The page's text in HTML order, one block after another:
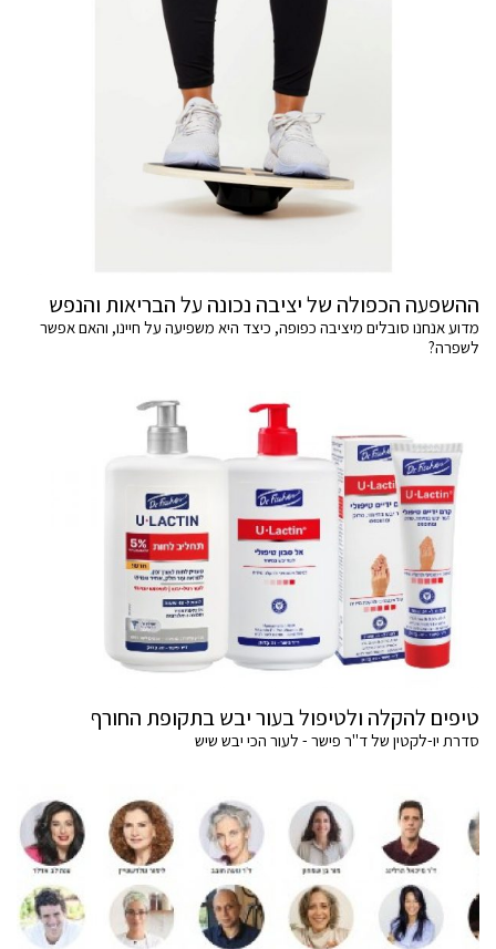
ההשפעה הכפולה של יציבה נכונה על הבריאות והנפש
מדוע אנחנו סובלים מיציבה כפופה, כיצד היא משפיעה על חיינו, והאם אפשר
לשפרה?
טיפים להקלה ולטיפול בעור יבש בתקופת החורף
סדרת יו-לקטין של ד"ר פישר - לעור הכי יבש שיש